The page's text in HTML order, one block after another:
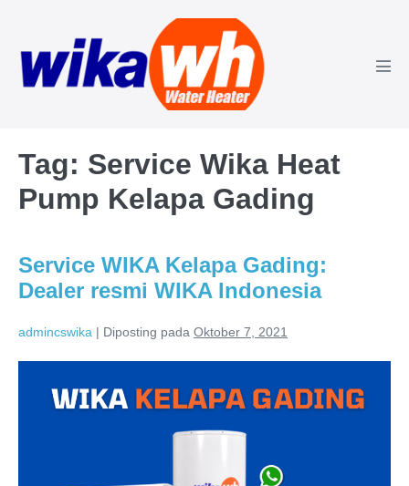
konten
Tag: Service Wika Heat
Pump Kelapa Gading
Service WIKA Kelapa Gading:
Dealer resmi WIKA Indonesia
admincswika | Diposting pada Oktober 7, 2021
WIKA